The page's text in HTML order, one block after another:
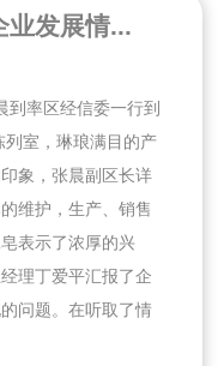
业发展情...
率区经信委一行到
室，琳琅满目的产
象，张晨副区长详
维护，生产、销售
表示了浓厚的兴
理丁爱平汇报了企
问题。在听取了情